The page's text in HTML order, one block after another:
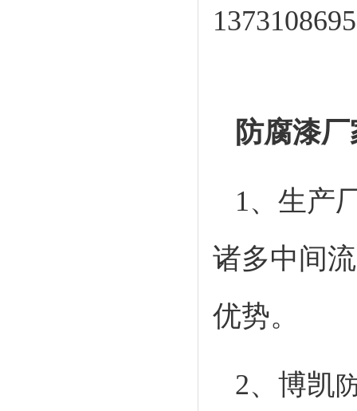
防腐漆
1、生产
诸多中间
优势。
2、博凯